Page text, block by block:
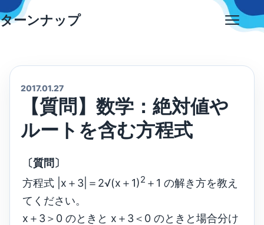
Skip
to
ターンナップ
2017.01.27
【質問】数学：絶対値や
ルートを含む方程式
〔質問〕
方程式 |x＋3|＝2√(x＋1)2 ＋1 の解き方を教え
てください。
x＋3＞0 のときと x＋3＜0 のときと場合分け